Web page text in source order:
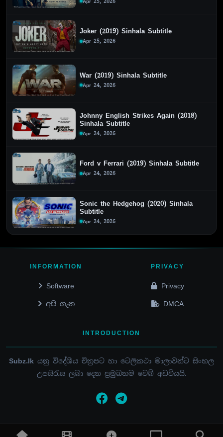
Joker (2019) Sinhala Subtitle
Apr 25, 2026
War (2019) Sinhala Subtitle
Apr 24, 2026
Johnny English Strikes Again (2018)
Sinhala Subtitle
Apr 24, 2026
Ford v Ferrari (2019) Sinhala Subtitle
Apr 24, 2026
Sonic the Hedgehog (2020) Sinhala
Subtitle
Apr 24, 2026
INFORMATION
Software
අපි ගැන
PRIVACY
Privacy
DMCA
INTRODUCTION
Subz.lk යනු විදේශීය චිත්‍රපට හා ටෙලිකථා මාලාවන්ට සිංහල
උපසිරැස ලබා දෙන ප්‍රමුඛතම වෙබ් අඩවියයි.